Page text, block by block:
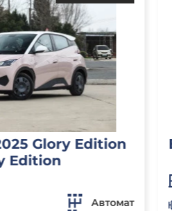
Glory Edition
Edition
Автомат